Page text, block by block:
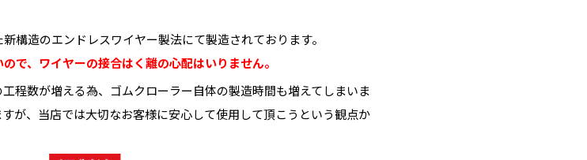
構造のエンドレスワイヤー製法にて製造されております。
で、ワイヤーの接合はく離の心配はいりません。
程数が増える為、ゴムクローラー自体の製造時間も増えてしまいま
が、当店では大切なお客様に安心して使用して頂こうという観点か